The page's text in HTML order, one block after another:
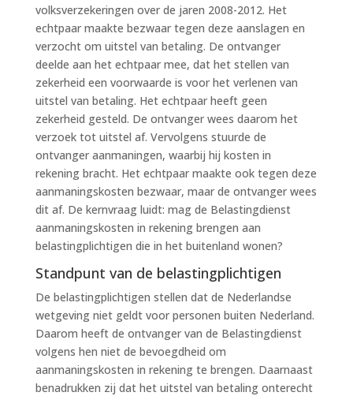
volksverzekeringen over de jaren 2008-2012. Het
echtpaar maakte bezwaar tegen deze aanslagen en
verzocht om uitstel van betaling. De ontvanger
deelde aan het echtpaar mee, dat het stellen van
zekerheid een voorwaarde is voor het verlenen van
uitstel van betaling. Het echtpaar heeft geen
zekerheid gesteld. De ontvanger wees daarom het
verzoek tot uitstel af. Vervolgens stuurde de
ontvanger aanmaningen, waarbij hij kosten in
rekening bracht. Het echtpaar maakte ook tegen deze
aanmaningskosten bezwaar, maar de ontvanger wees
dit af. De kernvraag luidt: mag de Belastingdienst
aanmaningskosten in rekening brengen aan
belastingplichtigen die in het buitenland wonen?
Standpunt van de belastingplichtigen
De belastingplichtigen stellen dat de Nederlandse
wetgeving niet geldt voor personen buiten Nederland.
Daarom heeft de ontvanger van de Belastingdienst
volgens hen niet de bevoegdheid om
aanmaningskosten in rekening te brengen. Daarnaast
benadrukken zij dat het uitstel van betaling onterecht